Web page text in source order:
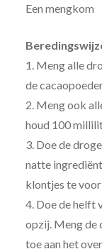
Een mengkom
1. Meng alle
de
2. Meng ook
houd 100
3. Doe de
natte
klontjes te
4. Doe de helft
opzij. Meng de
toe aan het